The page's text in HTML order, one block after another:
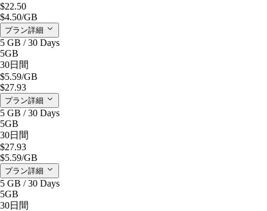
$22.50
$4.50/GB
プラン詳細
5 GB / 30 Days
5GB
30日間
$5.59/GB
$27.93
プラン詳細
5 GB / 30 Days
5GB
30日間
$27.93
$5.59/GB
プラン詳細
5 GB / 30 Days
5GB
30日間